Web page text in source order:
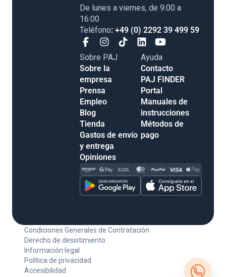
oficina
De lunes a viernes, de 9:00 a
16:00
Teléfono: +49 (0) 2292 39 499 59
Sobre PAJ
Sobre la empresa
Prensa
Empleo
Blog
Tienda
Gastos de envío y
entrega
Opiniones
Ayuda
Contacto
PAJ FINDER
Portal
Manuales de
instrucciones
Métodos de pago
Condiciones Generales de Contratación
Derecho de desistimiento
Información legal
Política de privacidad
Accesibilidad